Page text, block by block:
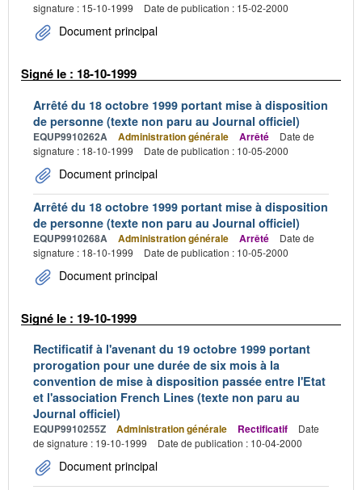
signature : 15-10-1999
Date de publication : 15-02-2000
Document principal
Signé le : 18-10-1999
Arrêté du 18 octobre 1999 portant mise à disposition
de personne (texte non paru au Journal officiel)
EQUP9910262A Administration générale Arrêté
Date de
signature : 18-10-1999
Date de publication : 10-05-2000
Document principal
Arrêté du 18 octobre 1999 portant mise à disposition
de personne (texte non paru au Journal officiel)
EQUP9910268A Administration générale Arrêté
Date de
signature : 18-10-1999
Date de publication : 10-05-2000
Document principal
Signé le : 19-10-1999
Rectificatif à l'avenant du 19 octobre 1999 portant
prorogation pour une durée de six mois à la
convention de mise à disposition passée entre l'Etat
et l'association French Lines (texte non paru au
Journal officiel)
EQUP9910255Z Administration générale Rectificatif
Date
de signature : 19-10-1999
Date de publication : 10-04-2000
Document principal